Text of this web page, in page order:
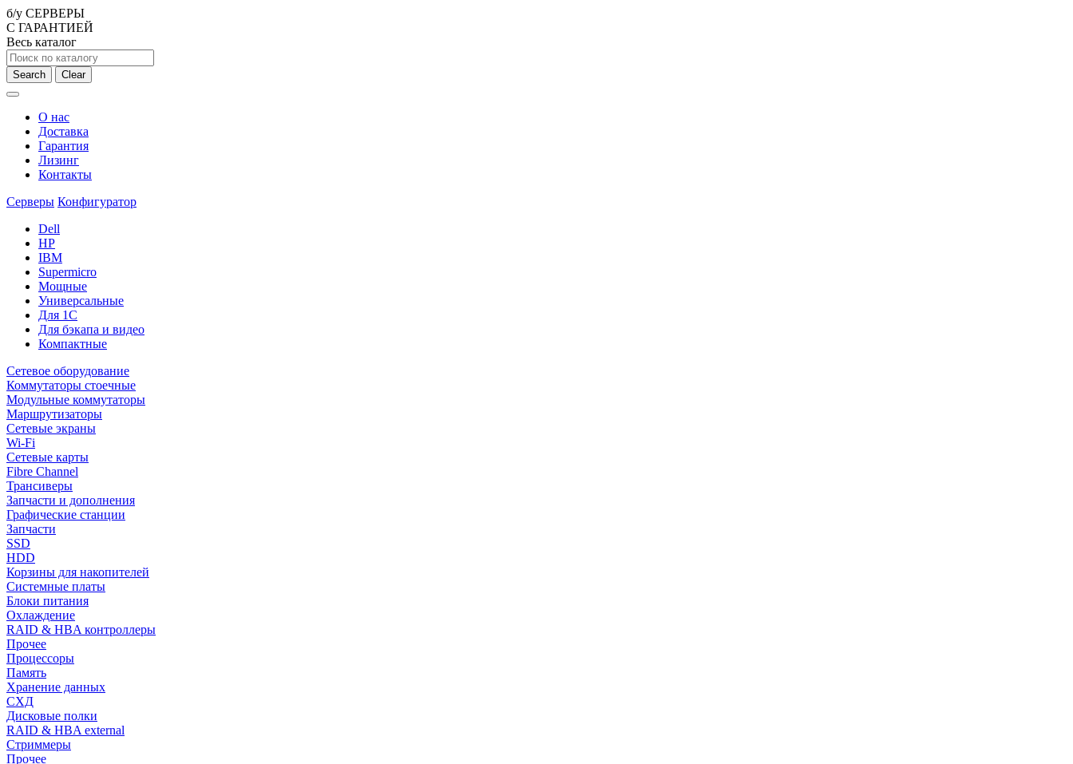
б/у СЕРВЕРЫ
С ГАРАНТИЕЙ
Весь каталог
Search Clear
О нас
Доставка
Гарантия
Лизинг
Контакты
Серверы Конфигуратор
Dell
HP
IBM
Supermicro
Мощные
Универсальные
Для 1С
Для бэкапа и видео
Компактные
Сетевое оборудование
Коммутаторы стоечные
Модульные коммутаторы
Маршрутизаторы
Сетевые экраны
Wi-Fi
Сетевые карты
Fibre Channel
Трансиверы
Запчасти и дополнения
Графические станции
Запчасти
SSD
HDD
Корзины для накопителей
Системные платы
Блоки питания
Охлаждение
RAID & HBA контроллеры
Прочее
Процессоры
Память
Хранение данных
СХД
Дисковые полки
RAID & HBA external
Стриммеры
Прочее